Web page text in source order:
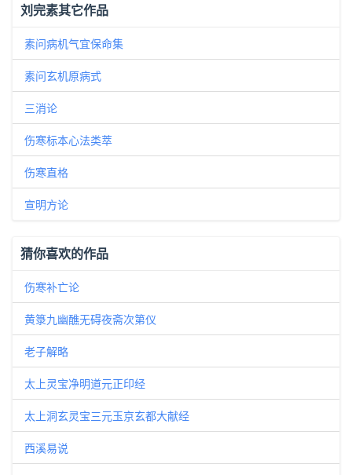
刘完素其它作品
素问病机气宜保命集
素问玄机原病式
三消论
伤寒标本心法类萃
伤寒直格
宣明方论
猜你喜欢的作品
伤寒补亡论
黄箓九幽醮无碍夜斋次第仪
老子解略
太上灵宝净明道元正印经
太上洞玄灵宝三元玉京玄都大献经
西溪易说